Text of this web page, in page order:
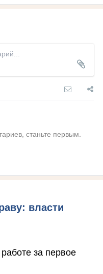
станьте первым.
власти
за первое